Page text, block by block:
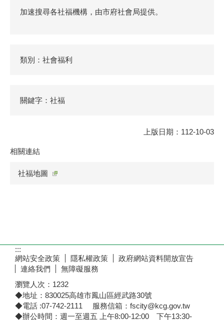
加速搜尋各社福機構，由市府社會局提供。
類別：社會福利
關鍵字：社福
上版日期：112-10-03
相關連結
社福地圖
:::
網站安全政策
隱私權政策
政府網站資料開放宣告
連絡我們
無障礙服務
瀏覽人次： 1232
◆地址：830025高雄市鳳山區經武路30號
◆電話 :07-742-2111 服務信箱：fscity@kcg.gov.tw
◆辦公時間：週一至週五 上午8:00-12:00 下午13:30-